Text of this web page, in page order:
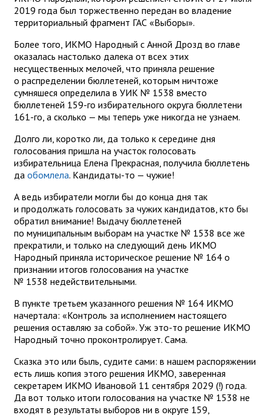
2019 года был торжественно передан во владение
территориальный фрагмент ГАС «Выборы».
Более того, ИКМО Народный с Анной Дрозд во главе
оказалась настолько далека от всех этих
несущественных мелочей, что приняла решение
о распределении бюллетеней, которым ничтоже
сумняшеся определила в УИК № 1538 вместо
бюллетеней 159-го избирательного округа бюллетени
161-го, а сколько — мы теперь уже никогда не узнаем.
Долго ли, коротко ли, да только к середине дня
голосования пришла на участок голосовать
избирательница Елена Прекрасная, получила бюллетень
да обомлела. Кандидаты-то — чужие!
А ведь избиратели могли бы до конца дня так
и продолжать голосовать за чужих кандидатов, кто бы
обратил внимание! Выдачу бюллетеней
по муниципальным выборам на участке № 1538 все же
прекратили, и только на следующий день ИКМО
Народный приняла историческое решение № 164 о
признании итогов голосования на участке
№ 1538 недействительными.
В пункте третьем указанного решения № 164 ИКМО
начертала: «Контроль за исполнением настоящего
решения оставляю за собой». Уж это-то решение ИКМО
Народный точно проконтролирует. Сама.
Сказка это или быль, судите сами: в нашем распоряжении
есть лишь копия этого решения ИКМО, заверенная
секретарем ИКМО Ивановой 11 сентября 2029 (!) года.
Да вот только итоги голосования на участке № 1538 не
входят в результаты выборов ни в округе 159,